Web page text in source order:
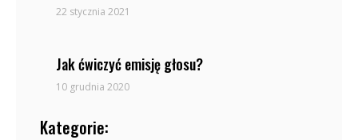
22 stycznia 2021
Jak ćwiczyć emisję głosu?
10 grudnia 2020
Kategorie: